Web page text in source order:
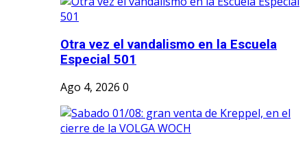
Otra vez el vandalismo en la Escuela
Especial 501
Ago 4, 2026 0